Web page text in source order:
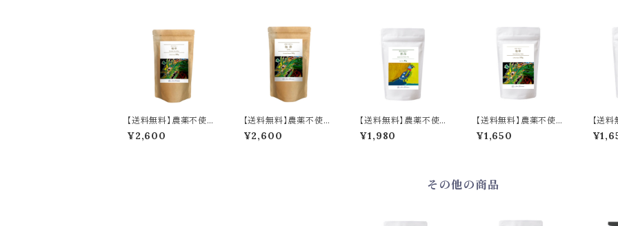
【送料無料】農薬不使用
の珈琲【豆】200g／ Pe
sticide-Free Coffee
¥2,600
【送料無料】農薬不使用
の珈琲【粉】200g／ Pe
sticide-Free Ground
¥2,600
【送料無料】農薬不使用
の煎茶【リーフ】80g／
Pesticide-Free Senc
¥1,980
【送料無料】農薬不使用
の珈琲【豆】100g／Pes
ticide-Free Coffee B
¥1,650
【送
の珈
その他の商品